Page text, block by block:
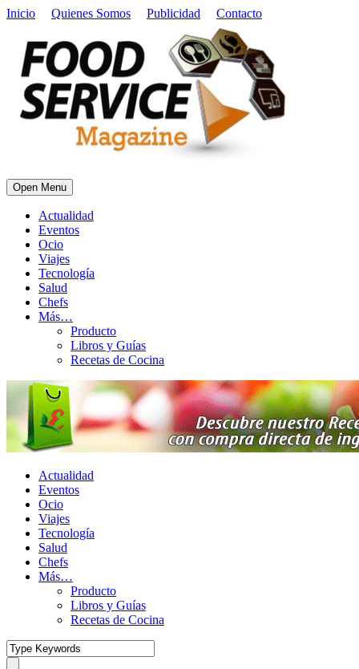
Inicio Quienes Somos Publicidad Contacto
Open Menu
Actualidad
Eventos
Ocio
Viajes
Tecnología
Salud
Chefs
Más…
Producto
Libros y Guías
Recetas de Cocina
Actualidad
Eventos
Ocio
Viajes
Tecnología
Salud
Chefs
Más…
Producto
Libros y Guías
Recetas de Cocina